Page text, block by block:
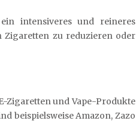
intensiveres und reineres
Zigaretten zu reduzieren oder
Zigaretten und Vape-Produkte
beispielsweise Amazon, Zazo